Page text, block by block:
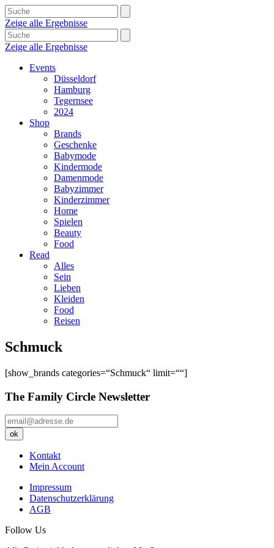
Zeige alle Ergebnisse
Zeige alle Ergebnisse
Events
Düsseldorf
Hamburg
Tegernsee
2024
Shop
Brands
Geschenke
Babymode
Kindermode
Damenmode
Babyzimmer
Kinderzimmer
Home
Spielen
Beauty
Food
Read
Alles
Sein
Lieben
Kleiden
Food
Reisen
Schmuck
[show_brands categories=“Schmuck“ limit=““]
The Family Circle Newsletter
Kontakt
Mein Account
Impressum
Datenschutzerklärung
AGB
Follow Us